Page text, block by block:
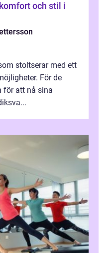
stoltserar med ett
För de
för att nå sina